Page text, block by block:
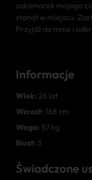
zakamarek mojego
stanął w miejscu.
Przyjdź do mnie i
Informacje
Wiek: 26 lat
Wzrost: 168 cm
Waga: 57 kg
Biust: 3
Świadczone